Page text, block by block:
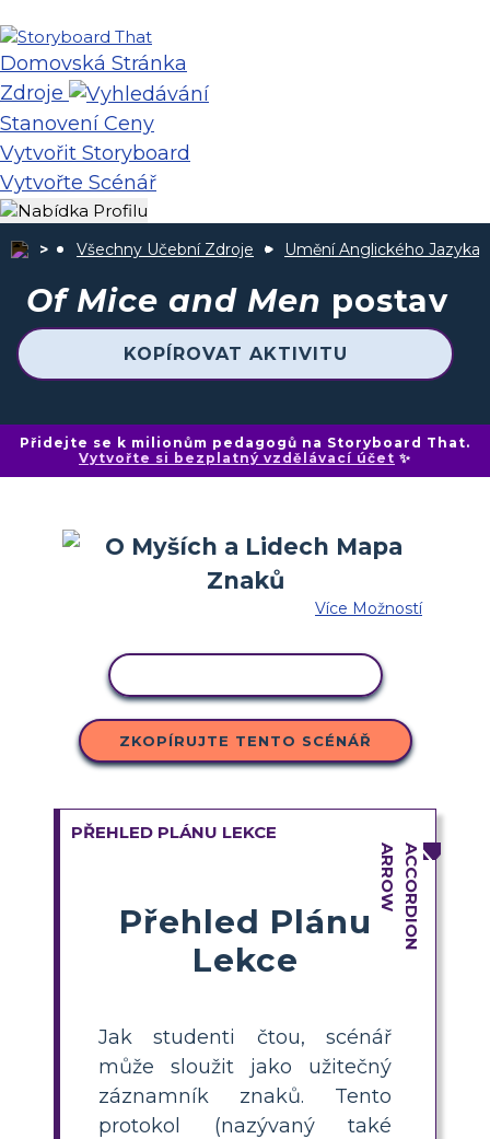
Domovská Stránka
Zdroje
Stanovení Ceny
Vytvořit Storyboard
Vytvořte Scénář
Všechny Učební Zdroje Umění Anglického Jazyka
Of Mice and Men postav
KOPÍROVAT AKTIVITU
Přidejte se k milionům pedagogů na Storyboard That.
Vytvořte si bezplatný vzdělávací účet ✨
Více Možností
ZKOPÍRUJTE TENTO SCÉNÁŘ
PŘEHLED PLÁNU LEKCE
Přehled Plánu
Lekce
Jak studenti čtou, scénář
může sloužit jako užitečný
záznamník znaků. Tento
protokol (nazývaný také